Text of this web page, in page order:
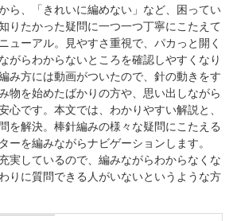
ら、「きれいに編めない」など、困ってい
りたかった疑問に一つ一つ丁寧にこたえて
ューアル。見やすさ重視で、パカっと開く
がらわからないところを確認しやすくなり
み方には動画がついたので、針の動きをす
物を始めたばかりの方や、思い出しながら
心です。本文では、わかりやすい解説と、
を解決。棒針編みの様々な疑問にこたえる
ーを編みながらナビゲーションします。
実しているので、編みながらわからなくな
りに質問できる人がいないというような方